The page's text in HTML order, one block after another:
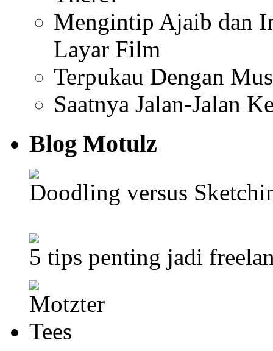
Mengintip Ajaib dan
Layar Film
Terpukau Dengan
Saatnya Jalan-Jalan
Blog Motulz
Doodling versus
5 tips penting jadi